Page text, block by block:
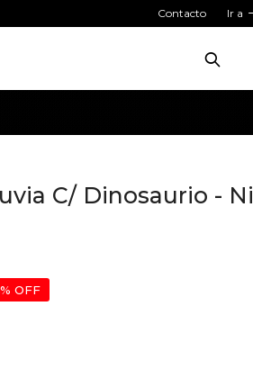
Contacto Ir a
C/ Dinosaurio -